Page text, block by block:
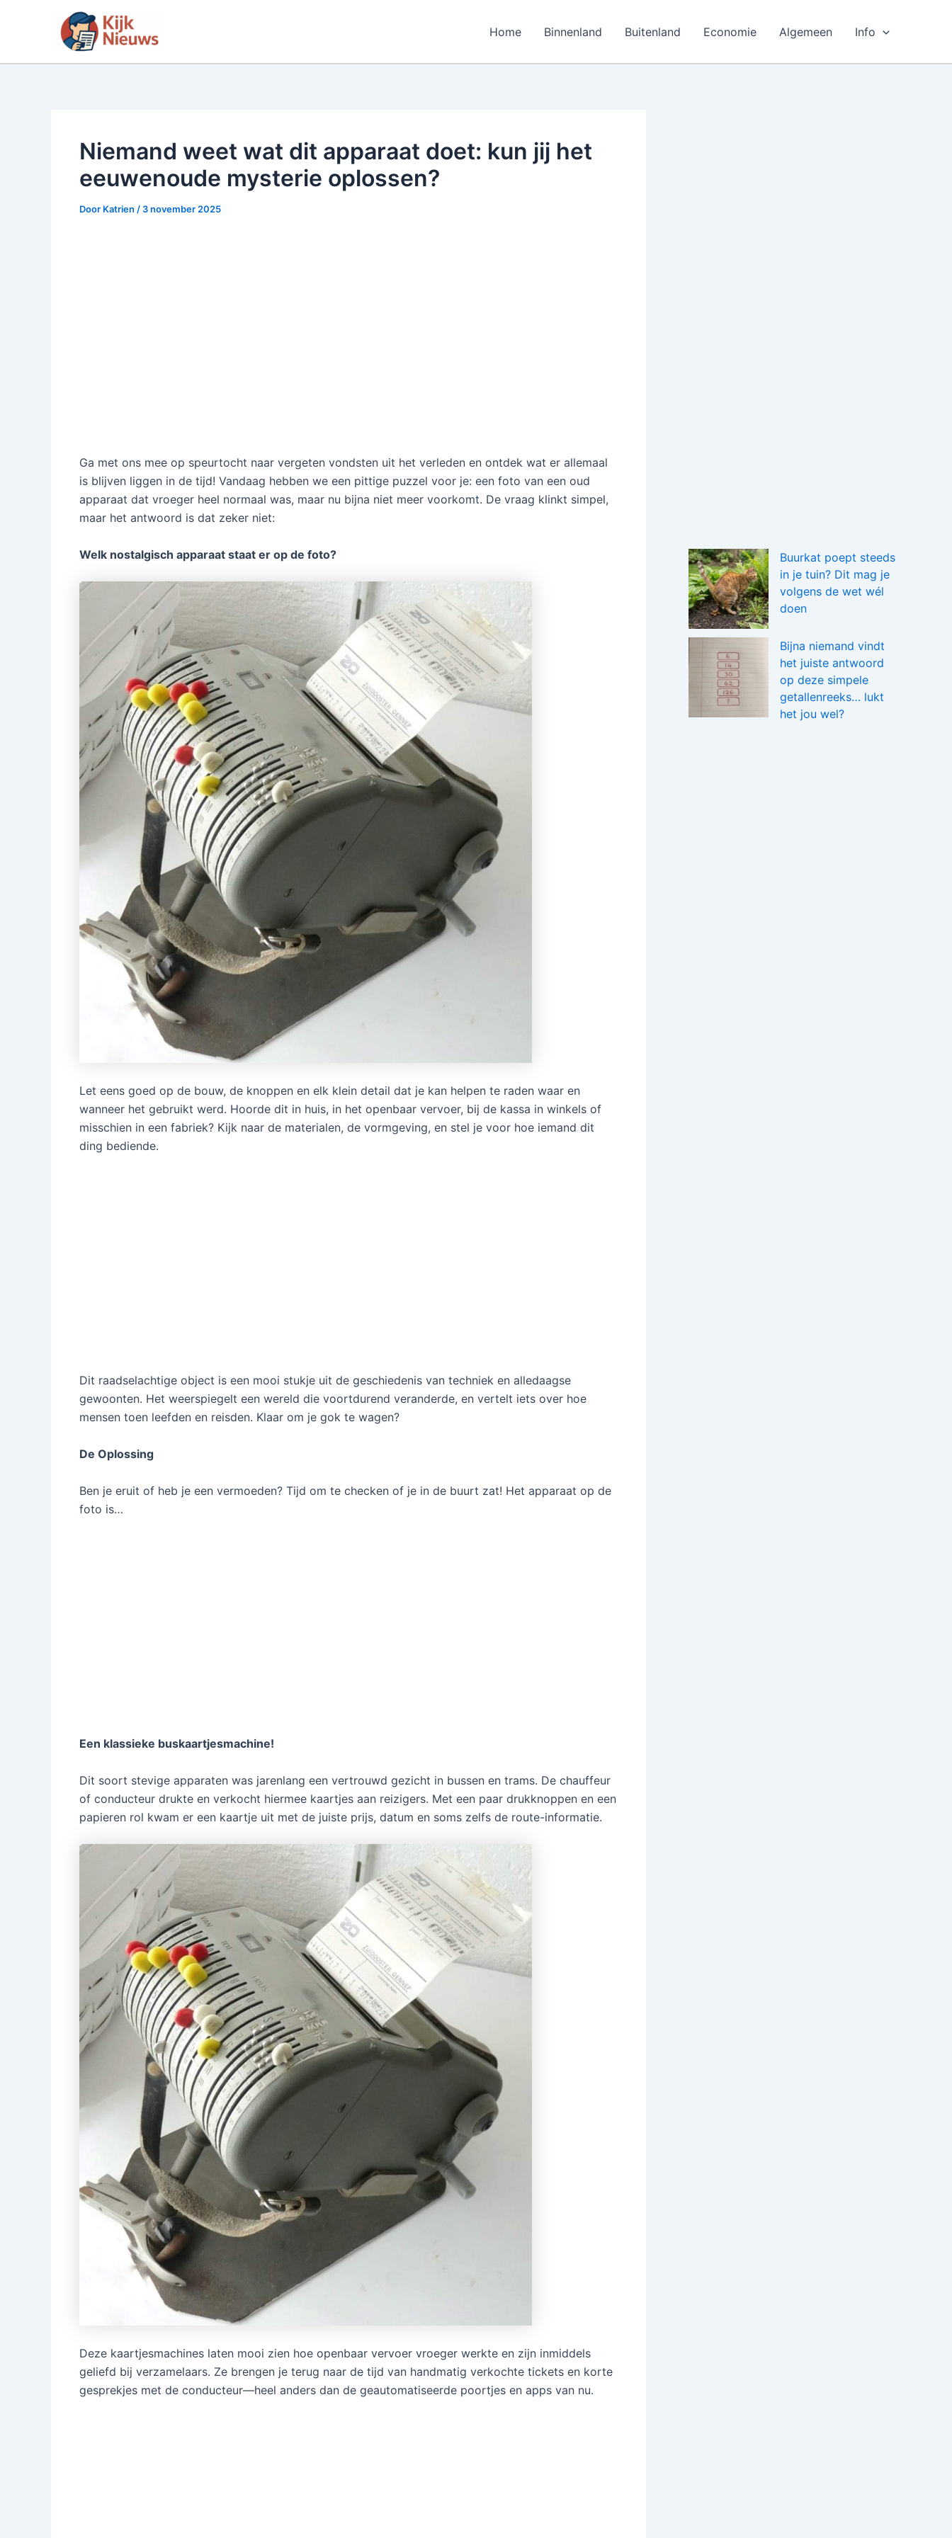
inhoud
Home Binnenland Buitenland Economie Algemeen Info
Niemand weet wat dit apparaat doet: kun jij het
eeuwenoude mysterie oplossen?
Door Katrien / 3 november 2025
Ga met ons mee op speurtocht naar vergeten vondsten uit het verleden en ontdek wat er allemaal
is blijven liggen in de tijd! Vandaag hebben we een pittige puzzel voor je: een foto van een oud
apparaat dat vroeger heel normaal was, maar nu bijna niet meer voorkomt. De vraag klinkt simpel,
maar het antwoord is dat zeker niet:
Welk nostalgisch apparaat staat er op de foto?
Let eens goed op de bouw, de knoppen en elk klein detail dat je kan helpen te raden waar en
wanneer het gebruikt werd. Hoorde dit in huis, in het openbaar vervoer, bij de kassa in winkels of
misschien in een fabriek? Kijk naar de materialen, de vormgeving, en stel je voor hoe iemand dit
ding bediende.
Dit raadselachtige object is een mooi stukje uit de geschiedenis van techniek en alledaagse
gewoonten. Het weerspiegelt een wereld die voortdurend veranderde, en vertelt iets over hoe
mensen toen leefden en reisden. Klaar om je gok te wagen?
De Oplossing
Ben je eruit of heb je een vermoeden? Tijd om te checken of je in de buurt zat! Het apparaat op de
foto is…
Een klassieke buskaartjesmachine!
Dit soort stevige apparaten was jarenlang een vertrouwd gezicht in bussen en trams. De chauffeur
of conducteur drukte en verkocht hiermee kaartjes aan reizigers. Met een paar drukknoppen en een
papieren rol kwam er een kaartje uit met de juiste prijs, datum en soms zelfs de route-informatie.
Deze kaartjesmachines laten mooi zien hoe openbaar vervoer vroeger werkte en zijn inmiddels
geliefd bij verzamelaars. Ze brengen je terug naar de tijd van handmatig verkochte tickets en korte
gesprekjes met de conducteur—heel anders dan de geautomatiseerde poortjes en apps van nu.
Buurkat poept steeds
in je tuin? Dit mag je
volgens de wet wél
doen
Bijna niemand vindt
het juiste antwoord
op deze simpele
getallenreeks… lukt
het jou wel?